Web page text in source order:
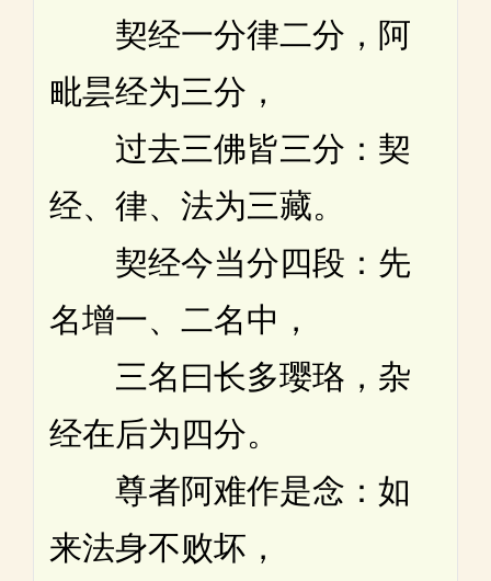
契经一分律二分，阿
毗昙经为三分，
过去三佛皆三分：契
经、律、法为三藏。
契经今当分四段：先
名增一、二名中，
三名曰长多璎珞，杂
经在后为四分。
尊者阿难作是念：如
来法身不败坏，